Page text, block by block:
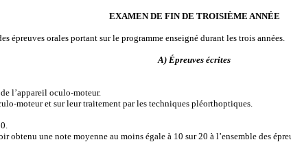
EXAMEN DE FIN DE TROISIÈME ANNÉE
épreuves orales portant sur le programme enseigné durant les trois années.
A) Épreuves écrites
l’appareil oculo-moteur.
moteur et sur leur traitement par les techniques pléorthoptiques.
obtenu une note moyenne au moins égale à 10 sur 20 à l’ensemble des